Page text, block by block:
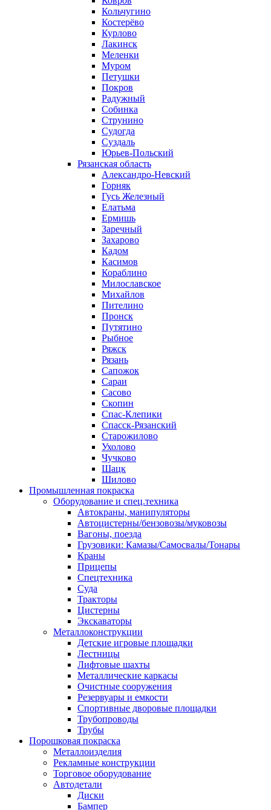
Кольчугино
Костерёво
Курлово
Лакинск
Меленки
Муром
Петушки
Покров
Радужный
Собинка
Струнино
Судогда
Суздаль
Юрьев-Польский
Рязанская область
Александро-Невский
Горняк
Гусь Железный
Елатьма
Ермишь
Заречный
Захарово
Кадом
Касимов
Кораблино
Милославское
Михайлов
Пителино
Пронск
Путятино
Рыбное
Ряжск
Рязань
Сапожок
Сараи
Сасово
Скопин
Спас-Клепики
Спасск-Рязанский
Старожилово
Ухолово
Чучково
Шацк
Шилово
Промышленная покраска
Оборудование и спец.техника
Автокраны, манипуляторы
Автоцистерны/бензовозы/муковозы
Вагоны, поезда
Грузовики: Камазы/Самосвалы/Тонары
Краны
Прицепы
Спецтехника
Суда
Тракторы
Цистерны
Экскаваторы
Металлоконструкции
Детские игровые площадки
Лестницы
Лифтовые шахты
Металлические каркасы
Очистные сооружения
Резервуары и емкости
Спортивные дворовые площадки
Трубопроводы
Трубы
Порошковая покраска
Металлоизделия
Рекламные конструкции
Торговое оборудование
Автодетали
Диски
Бампер